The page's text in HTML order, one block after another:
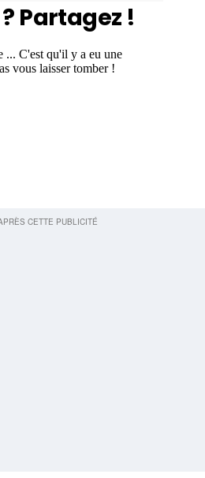
Partagez !